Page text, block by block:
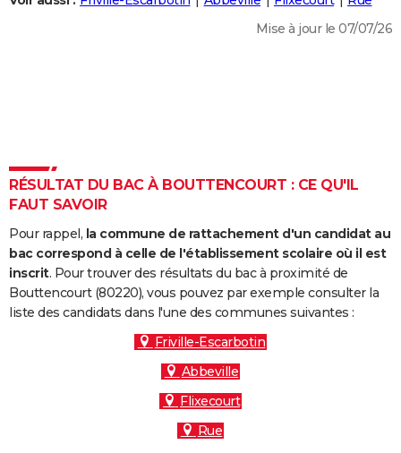
DICTIONNAIRE
Dictionnaire
Biographies
Citations
Expressions
Proverbes
PROGRAMME TV
COPAINS D'AVANT
S'inscrire
Se connecter
Lycées
Collèges
Primaires
Universités
Entreprises
Service militaire
Avis de recherche
AVIS DE DÉCÈS
FORUM
Mise à jour le 07/07/26
RÉSULTAT DU BAC À BOUTTENCOURT : CE QU'IL
FAUT SAVOIR
Pour rappel, la commune de rattachement d'un candidat au
bac correspond à celle de l'établissement scolaire où il est
inscrit. Pour trouver des résultats du bac à proximité de
Bouttencourt (80220), vous pouvez par exemple consulter la
liste des candidats dans l'une des communes suivantes :
Friville-Escarbotin
Abbeville
Flixecourt
Rue